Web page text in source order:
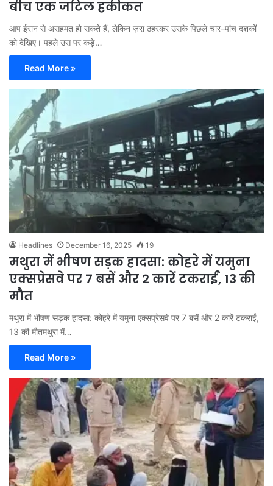
बीच एक जटिल हकीकत
आप ईरान से असहमत हो सकते हैं, लेकिन ज़रा ठहरकर उसके पिछले चार–पांच दशकों
को देखिए। पहले उस पर कड़े…
Read More »
Headlines December 16, 2025 19
मथुरा में भीषण सड़क हादसा: कोहरे में यमुना
एक्सप्रेसवे पर 7 बसें और 2 कारें टकराईं, 13 की
मौत
मथुरा में भीषण सड़क हादसा: कोहरे में यमुना एक्सप्रेसवे पर 7 बसें और 2 कारें टकराईं,
13 की मौतमथुरा में…
Read More »